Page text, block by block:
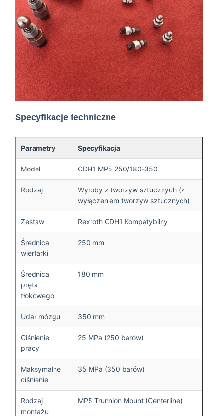
Specyfikacje techniczne
Parametry Specyfikacja
Model CDH1 MP5 250/180-350
Rodzaj
Wyroby z tworzyw sztucznych (z
wyłączeniem tworzyw sztucznych)
Zestaw Rexroth CDH1 Kompatybilny
Średnica
wiertarki
250 mm
Średnica
pręta
tłokowego
180 mm
Udar mózgu 350 mm
Ciśnienie
pracy
25 MPa (250 barów)
Maksymalne
ciśnienie
35 MPa (350 barów)
Rodzaj
montażu
MP5 Trunnion Mount (Centerline)